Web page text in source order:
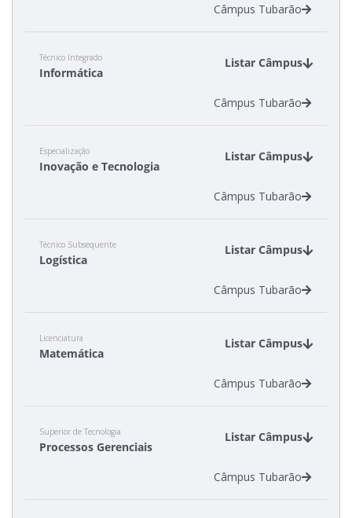
Câmpus Tubarão
Técnico Integrado
Informática
Listar Câmpus
Câmpus Tubarão
Especialização
Inovação e Tecnologia
Listar Câmpus
Câmpus Tubarão
Técnico Subsequente
Logística
Listar Câmpus
Câmpus Tubarão
Licenciatura
Matemática
Listar Câmpus
Câmpus Tubarão
Superior de Tecnologia
Processos Gerenciais
Listar Câmpus
Câmpus Tubarão